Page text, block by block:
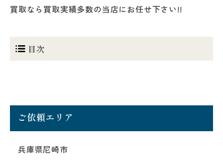
買取なら買取実績多数の当店にお任せ下さい!!
目次
ご依頼エリア
兵庫県尼崎市